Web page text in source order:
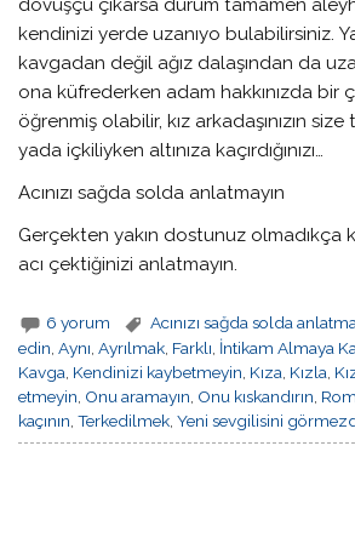
dövüşçü çıkarsa durum tamamen
kendinizi yerde uzanıyo bulabilirsiniz.
kavgadan değil ağız dalaşından da
ona küfrederken adam hakkınızda bir
öğrenmiş olabilir, kız arkadaşınızın size
yada içkiliyken altınıza kaçırdığınızı…
Acınızı sağda solda anlatmayın
Gerçekten yakın dostunuz olmadıkça
acı çektiğinizi anlatmayın.
6 yorum Acınızı sağda solda
edin ,Aynı ,Ayrılmak Farklı İntikam Almaya
Kavga Kendinizi kaybetmeyin Kıza Kızla
etmeyin Onu aramayın Onu kıskandırın
kaçının ,Terkedilmek ,Yeni sevgilisini